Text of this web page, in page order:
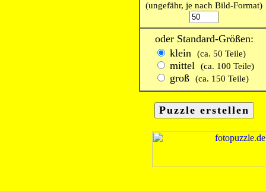
(ungefähr, je nach Bild-Format)
oder Standard-Größen:
klein
(ca. 50 Teile)
mittel (ca. 100 Teile)
groß (ca. 150 Teile)